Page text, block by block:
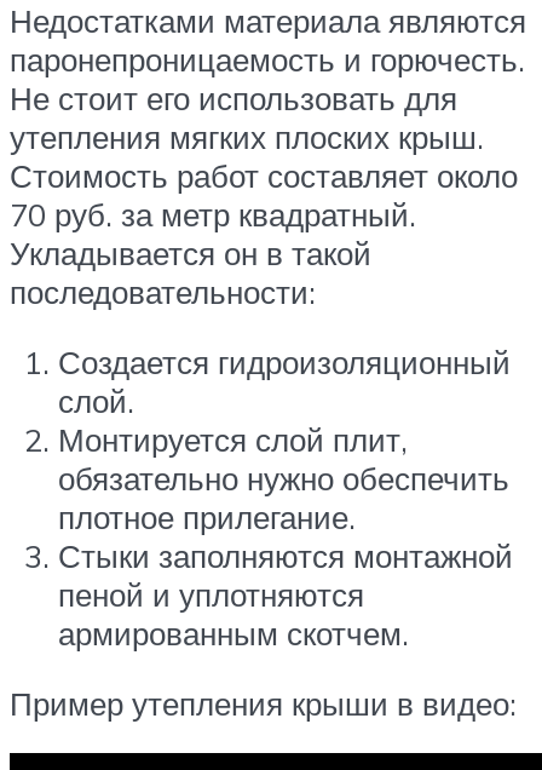
Недостатками материала являются
паронепроницаемость и горючесть.
Не стоит его использовать для
утепления мягких плоских крыш.
Стоимость работ составляет около
70 руб. за метр квадратный.
Укладывается он в такой
последовательности:
Создается гидроизоляционный
слой.
Монтируется слой плит,
обязательно нужно обеспечить
плотное прилегание.
Стыки заполняются монтажной
пеной и уплотняются
армированным скотчем.
Пример утепления крыши в видео: